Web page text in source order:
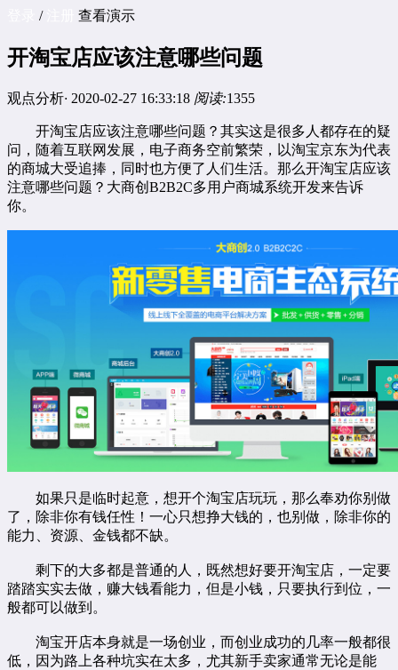
/注册 查看演示
开淘宝店应该注意哪些问题
观点分析· 2020-02-27 16:33:18 阅读:1355
开淘宝店应该注意哪些问题？其实这是很多人都存在的疑
问，随着互联网发展，电子商务空前繁荣，以淘宝京东为代表
的商城大受追捧，同时也方便了人们生活。那么开淘宝店应该
注意哪些问题？大商创B2B2C多用户商城系统开发来告诉
你。
如果只是临时起意，想开个淘宝店玩玩，那么奉劝你别做
了，除非你有钱任性！一心只想挣大钱的，也别做，除非你的
能力、资源、金钱都不缺。
剩下的大多都是普通的人，既然想好要开淘宝店，一定要
踏踏实实去做，赚大钱看能力，但是小钱，只要执行到位，一
般都可以做到。
淘宝开店本身就是一场创业，而创业成功的几率一般都很
低，因为路上各种坑实在太多，尤其新手卖家通常无论是能